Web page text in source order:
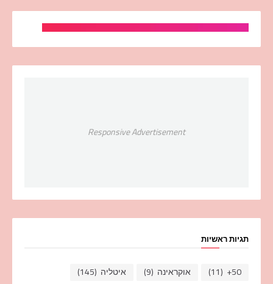
Responsive Advertisement
תגיות ראשיות
50+
(11) אוקראינה (9) איטליה (145)